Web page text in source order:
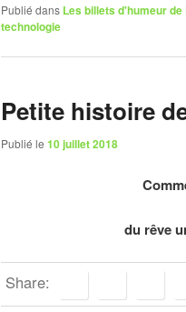
Publié dans Les billets d'humeur de
technologie
Petite histoire
Publié le 10 juillet 2018
du rêve
Share: